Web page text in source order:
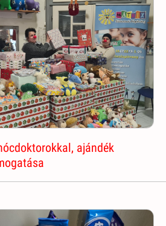
ajándék